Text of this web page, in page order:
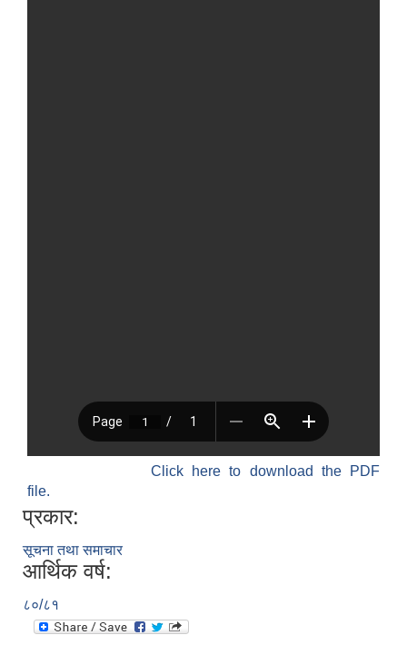
Click here to download the PDF
file.
प्रकार:
सूचना तथा समाचार
आर्थिक वर्ष:
८०/८१